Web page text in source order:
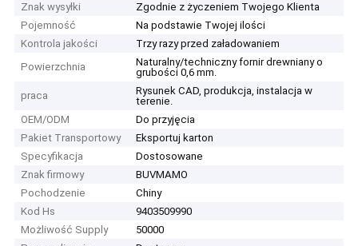
Znak wysyłki
Zgodnie z życzeniem Twojego Klienta
Pojemność
Na podstawie Twojej ilości
Kontrola jakości
Trzy razy przed załadowaniem
Powierzchnia
Naturalny/techniczny fornir drewniany o
grubości 0,6 mm.
praca
Rysunek CAD, produkcja, instalacja w
terenie.
OEM/ODM
Do przyjęcia
Pakiet Transportowy
Eksportuj karton
Specyfikacja
Dostosowane
Znak firmowy
BUVMAMO
Pochodzenie
Chiny
Kod Hs
9403509990
Możliwość Supply
50000